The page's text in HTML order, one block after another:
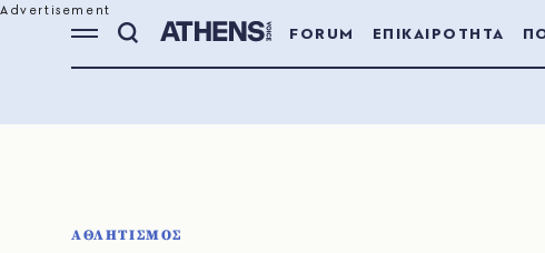
FORUM ΕΠΙΚΑΙΡΟΤΗΤΑ
ΑΘΛΗΤΙΣΜΟΣ